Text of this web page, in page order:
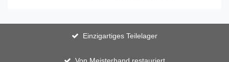
Einzigartiges Teilelager
Von Meisterhand restauriert